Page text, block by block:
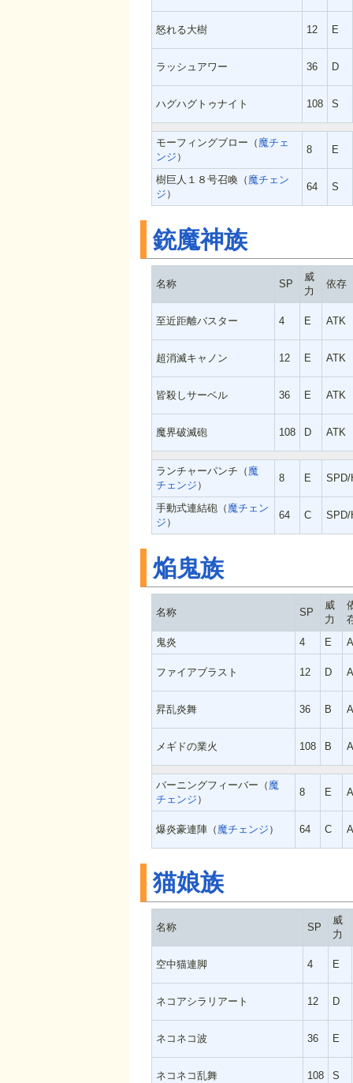
怒れる大樹 12 E
ラッシュアワー 36 D
ハグハグトゥナイト 108 S
モーフィングブロー（ 魔チェ
ンジ ）
8 E
樹巨人１８号召喚（ 魔チェン
ジ ）
64 S
銃魔神族
名称 SP
威
力
依存
至近距離バスター 4 E ATK
超消滅キャノン 12 E ATK
皆殺しサーベル 36 E ATK
魔界破滅砲 108 D ATK
ランチャーパンチ（ 魔
チェンジ ）
8 E SPD/
手動式連結砲（ 魔チェン
ジ ）
64 C SPD/
焔鬼族
名称 SP
威
力
鬼炎
4 E
ファイアブラスト 12 D
昇乱炎舞 36 B
メギドの業火 108 B
バーニングフィーバー（ 魔
チェンジ ）
8 E
爆炎豪連陣（ 魔チェンジ ） 64 C
猫娘族
名称 SP
威
力
空中猫連脚 4 E
ネコアシラリアート 12 D
ネコネコ波 36 E
ネコネコ乱舞 108 S